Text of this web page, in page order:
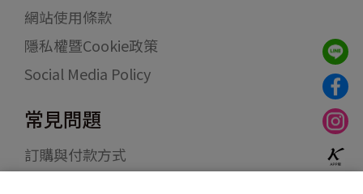
網站使用條款
隱私權暨Cookie政策
Social Media Policy
常見問題
訂購與付款方式